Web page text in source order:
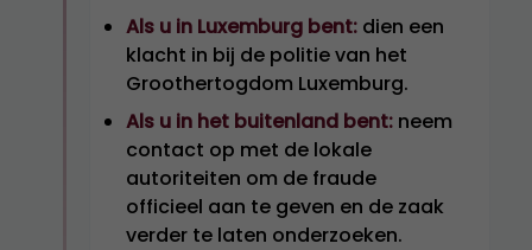
Als u in Luxemburg bent: dien een
klacht in bij de politie van het
Groothertogdom Luxemburg.
Als u in het buitenland bent: neem
contact op met de lokale
autoriteiten om de fraude
officieel aan te geven en de zaak
verder te laten onderzoeken.